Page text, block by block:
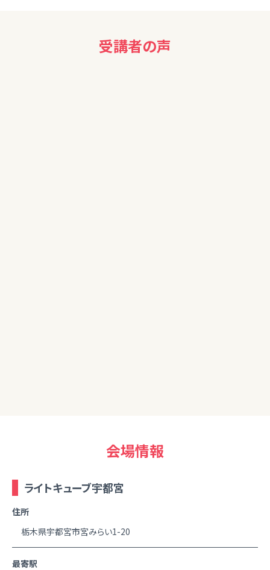
受講者の声
会場情報
ライトキューブ宇都宮
住所
栃木県宇都宮市宮みらい1-20
最寄駅